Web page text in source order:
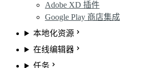
Adobe XD 插件
Google Play 商店集成
本地化资源
在线编辑器
任务